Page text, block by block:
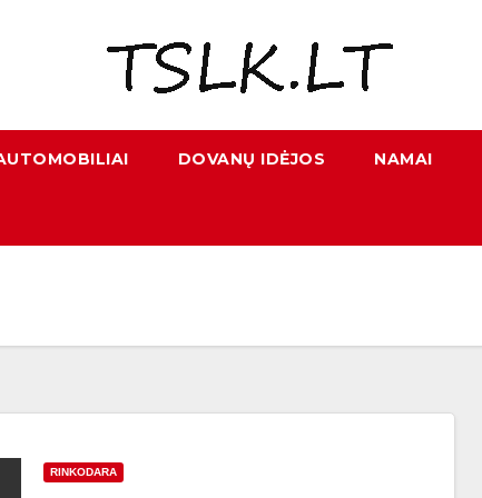
DOVANŲ IDĖJOS NAMAI
RINKODARA